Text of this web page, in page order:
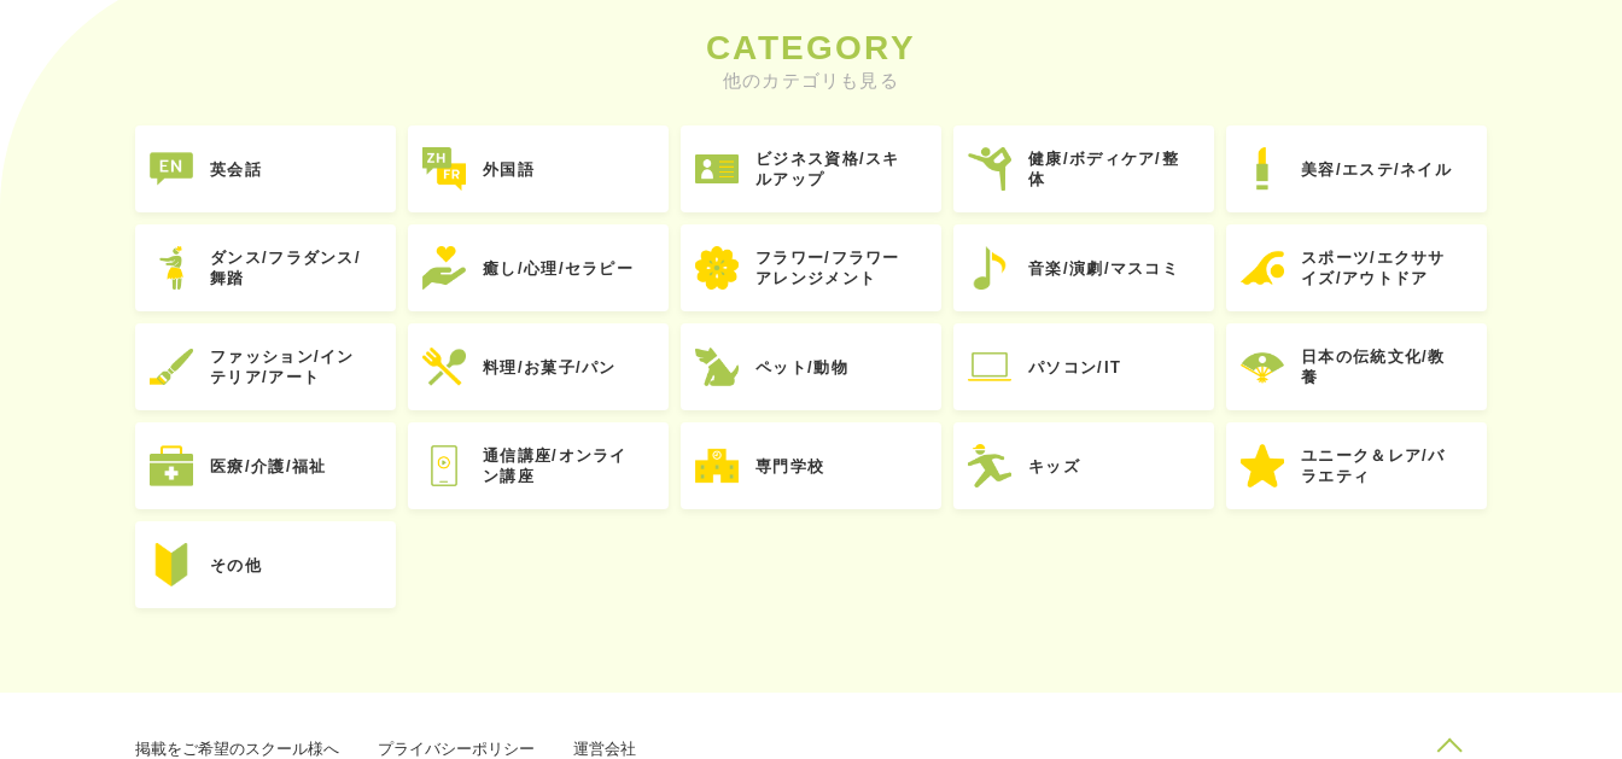
CATEGORY
他のカテゴリも見る
英会話 外国語
ビジネス資格/スキ
ルアップ
健康/ボディケア/整
体
美容/エステ/ネイル
ダンス/フラダンス/
舞踏
癒し/心理/セラピー
フラワー/フラワー
アレンジメント
音楽/演劇/マスコミ
スポーツ/エクササ
イズ/アウトドア
ファッション/イン
テリア/アート
料理/お菓子/パン ペット/動物 パソコン/IT
日本の伝統文化/教
養
医療/介護/福祉
通信講座/オンライ
ン講座
専門学校 キッズ
ユニーク＆レア/バ
ラエティ
その他
掲載をご希望のスクール様へ プライバシーポリシー 運営会社